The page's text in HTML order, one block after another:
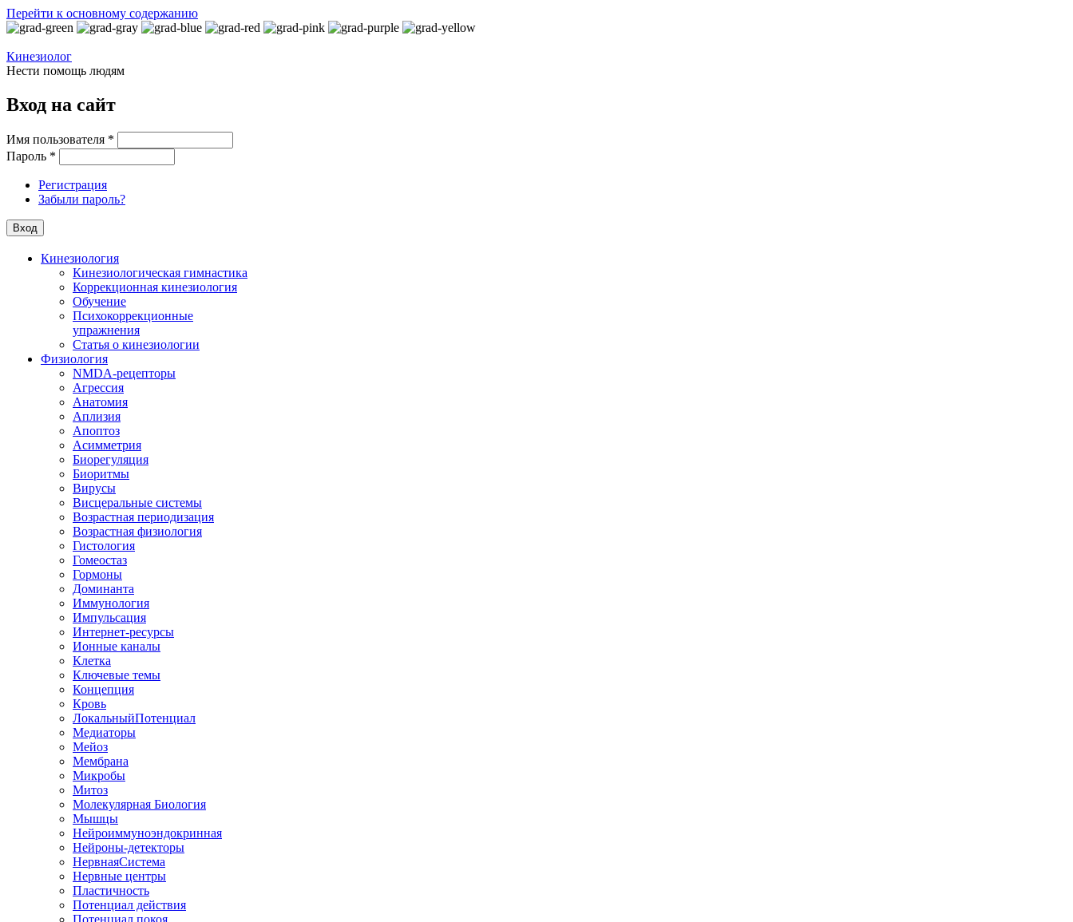
Перейти к основному содержанию
Кинезиолог
Нести помощь людям
Вход на сайт
Имя пользователя *
Пароль *
Регистрация
Забыли пароль?
Кинезиология
Кинезиологическая гимнастика
Коррекционная кинезиология
Обучение
Психокоррекционные
упражнения
Статья о кинезиологии
Физиология
NMDA-рецепторы
Агрессия
Анатомия
Аплизия
Апоптоз
Асимметрия
Биорегуляция
Биоритмы
Вирусы
Висцеральные системы
Возрастная периодизация
Возрастная физиология
Гистология
Гомеостаз
Гормоны
Доминанта
Иммунология
Импульсация
Интернет-ресурсы
Ионные каналы
Клетка
Ключевые темы
Концепция
Кровь
ЛокальныйПотенциал
Медиаторы
Мейоз
Мембрана
Микробы
Митоз
Молекулярная Биология
Мышцы
Нейроиммуноэндокринная
Нейроны-детекторы
НервнаяСистема
Нервные центры
Пластичность
Потенциал действия
Потенциал покоя